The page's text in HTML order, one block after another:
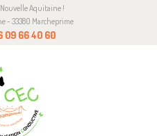
Aquitaine !
- 33380 Marcheprime
09 66 40 60